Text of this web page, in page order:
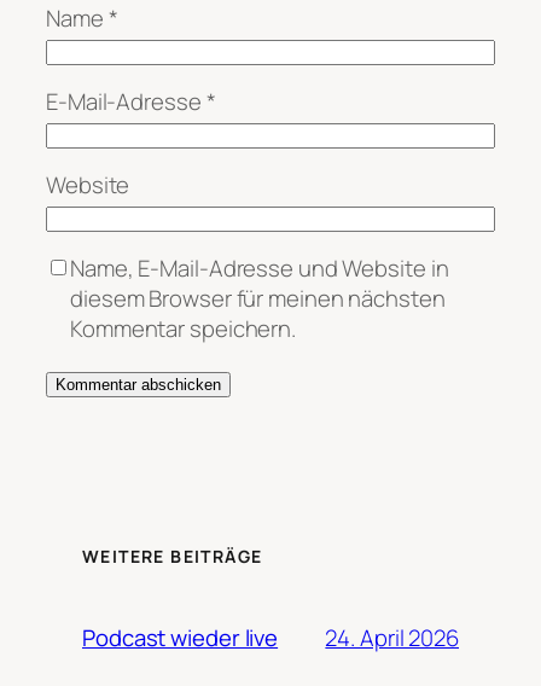
Name*
E-Mail-Adresse*
Website
Name, E-Mail-Adresse und Website in
diesem Browser für meinen nächsten
Kommentar speichern.
WEITERE BEITRÄGE
Podcast wieder live 24. April 2026